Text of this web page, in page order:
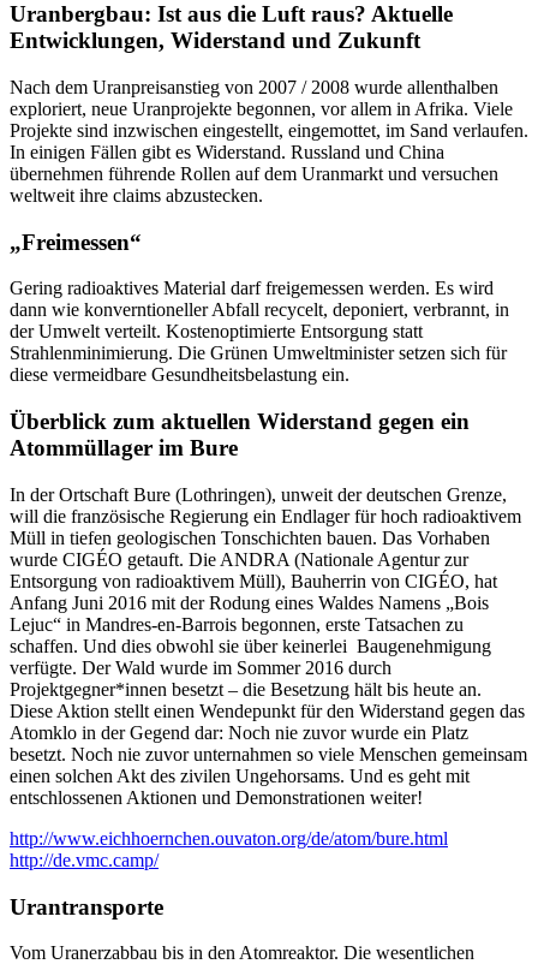
Uranbergbau: Ist aus die Luft raus? Aktuelle
Entwicklungen, Widerstand und Zukunft
Nach dem Uranpreisanstieg von 2007 / 2008 wurde allenthalben
exploriert, neue Uranprojekte begonnen, vor allem in Afrika. Viele
Projekte sind inzwischen eingestellt, eingemottet, im Sand verlaufen.
In einigen Fällen gibt es Widerstand. Russland und China
übernehmen führende Rollen auf dem Uranmarkt und versuchen
weltweit ihre claims abzustecken.
„Freimessen“
Gering radioaktives Material darf freigemessen werden. Es wird
dann wie konverntioneller Abfall recycelt, deponiert, verbrannt, in
der Umwelt verteilt. Kostenoptimierte Entsorgung statt
Strahlenminimierung. Die Grünen Umweltminister setzen sich für
diese vermeidbare Gesundheitsbelastung ein.
Überblick zum aktuellen Widerstand gegen ein
Atommüllager im Bure
In der Ortschaft Bure (Lothringen), unweit der deutschen Grenze,
will die französische Regierung ein Endlager für hoch radioaktivem
Müll in tiefen geologischen Tonschichten bauen. Das Vorhaben
wurde CIGÉO getauft. Die ANDRA (Nationale Agentur zur
Entsorgung von radioaktivem Müll), Bauherrin von CIGÉO, hat
Anfang Juni 2016 mit der Rodung eines Waldes Namens „Bois
Lejuc“ in Mandres-en-Barrois begonnen, erste Tatsachen zu
schaffen. Und dies obwohl sie über keinerlei Baugenehmigung
verfügte. Der Wald wurde im Sommer 2016 durch
Projektgegner*innen besetzt – die Besetzung hält bis heute an.
Diese Aktion stellt einen Wendepunkt für den Widerstand gegen das
Atomklo in der Gegend dar: Noch nie zuvor wurde ein Platz
besetzt. Noch nie zuvor unternahmen so viele Menschen gemeinsam
einen solchen Akt des zivilen Ungehorsams. Und es geht mit
entschlossenen Aktionen und Demonstrationen weiter!
http://www.eichhoernchen.ouvaton.org/de/atom/bure.html
http://de.vmc.camp/
Urantransporte
Vom Uranerzabbau bis in den Atomreaktor. Die wesentlichen